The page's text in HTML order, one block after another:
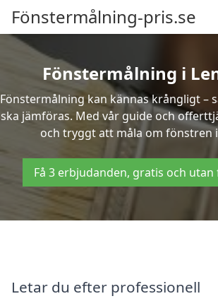
Fönstermålning-pris.se
Fönstermålning i
Fönstermålning kan kännas krångligt –
ska jämföras. Med vår guide och
och tryggt att måla om fönstren
Få 3 erbjudanden, gratis och
Letar du efter professionell